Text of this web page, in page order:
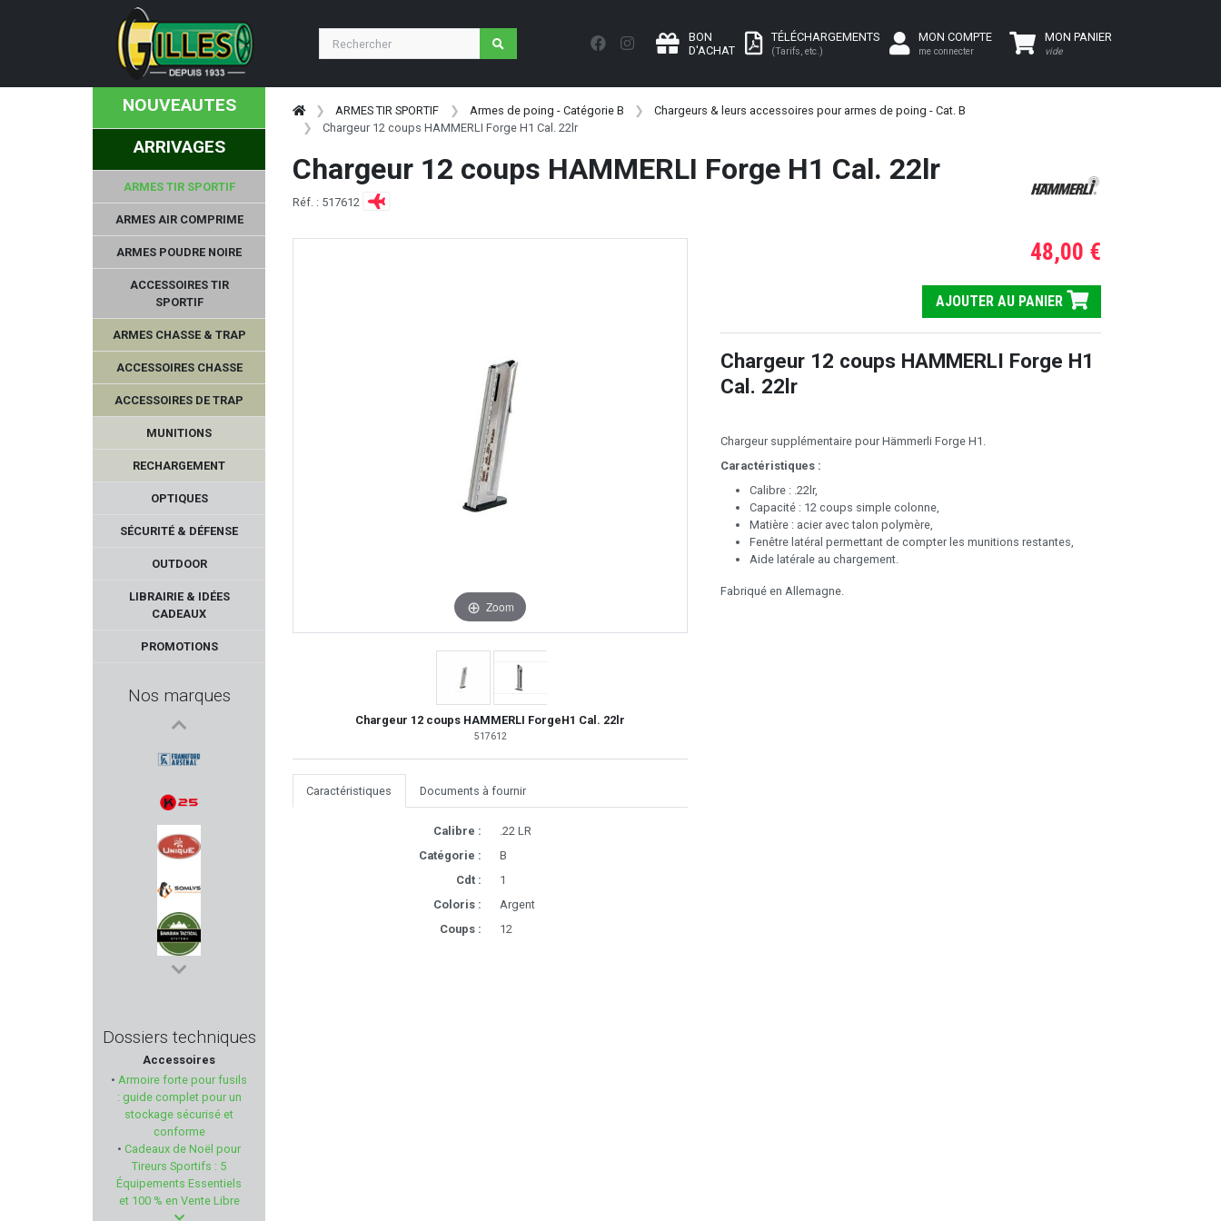
BON
D'ACHAT
TÉLÉCHARGEMENTS
(Tarifs, etc.)
MON COMPTE
me connecter
MON PANIER
vide
NOUVEAUTES
ARRIVAGES
ARMES TIR SPORTIF
ARMES AIR COMPRIME
ARMES POUDRE NOIRE
ACCESSOIRES TIR
SPORTIF
ARMES CHASSE & TRAP
ACCESSOIRES CHASSE
ACCESSOIRES DE TRAP
MUNITIONS
RECHARGEMENT
OPTIQUES
SÉCURITÉ & DÉFENSE
OUTDOOR
LIBRAIRIE & IDÉES
CADEAUX
PROMOTIONS
Nos marques
TIKKA
FRANKFORD ARSENAL
K25
UNIQUE
SOMLYS
BAVARIAN TACTICAL SYSTEM
TANFOGLIO
KHAN ARMS
BERETTA
VIHTA VUORI
Dossiers techniques
Accessoires
• Armoire forte pour fusils
: guide complet pour un
stockage sécurisé et
conforme
• Cadeaux de Noël pour
Tireurs Sportifs : 5
Équipements Essentiels
et 100 % en Vente Libre
ARMES TIR SPORTIF Armes de poing - Catégorie B
Chargeurs & leurs accessoires pour armes de poing - Cat. B
Chargeur 12 coups HAMMERLI Forge H1 Cal. 22lr
Chargeur 12 coups HAMMERLI Forge H1 Cal. 22lr
Réf. : 517612
Zoom
Chargeur 12 coups HAMMERLI ForgeH1 Cal. 22lr
517612
Caractéristiques Documents à fournir
Calibre :
.22 LR
Catégorie :
B
Cdt :
1
Coloris :
Argent
Coups :
12
48,00 €
AJOUTER AU PANIER
Chargeur 12 coups HAMMERLI Forge H1
Cal. 22lr
Chargeur supplémentaire pour Hämmerli Forge H1.
Caractéristiques :
Calibre : .22lr,
Capacité : 12 coups simple colonne,
Matière : acier avec talon polymère,
Fenêtre latéral permettant de compter les munitions restantes,
Aide latérale au chargement.
Fabriqué en Allemagne.